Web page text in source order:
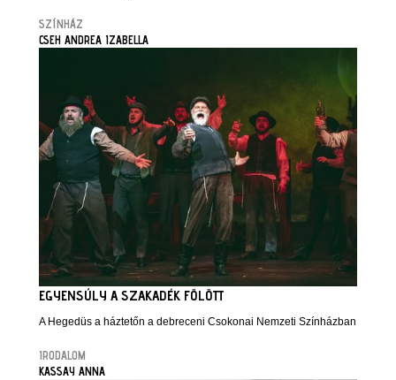
SZÍNHÁZ
CSEH ANDREA IZABELLA
EGYENSÚLY A SZAKADÉK FÖLÖTT
A Hegedüs a háztetőn a debreceni Csokonai Nemzeti Színházban
IRODALOM
KASSAY ANNA